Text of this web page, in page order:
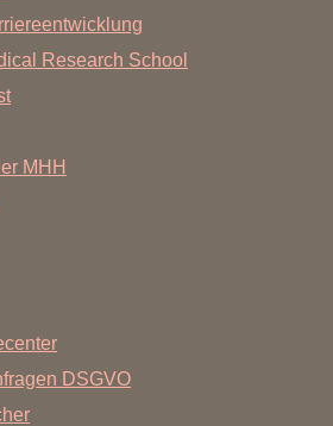
Research School
MHH
DSGVO